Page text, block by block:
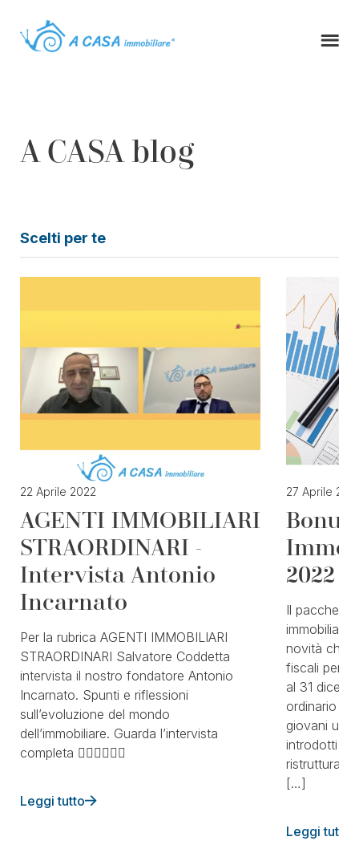
A CASA blog
Scelti per te
22 Aprile 2022
AGENTI IMMOBILIARI
STRAORDINARI -
Intervista Antonio
Incarnato
Per la rubrica AGENTI IMMOBILIARI
STRAORDINARI Salvatore Coddetta
intervista il nostro fondatore Antonio
Incarnato. Spunti e riflessioni
sull’evoluzione del mondo
dell’immobiliare. Guarda l’intervista
completa 👇🏼👇🏼👇🏼
Leggi tutto
27 Aprile
Bonus
2022
Il pacchetto
immobiliare
novità che
fiscali per
al 31
ordinario si
giovani
introdotti
[…]
Leggi tutto